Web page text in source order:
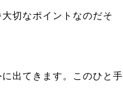
切なポイントなのだそ
出てきます。このひと手